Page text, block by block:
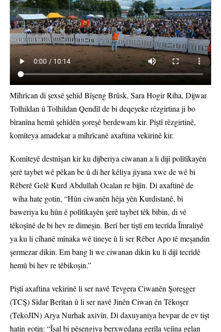
Mîhrîcan di şexsê şehîd Bîşeng Brûsk, Sara Hogir Riha, Dijwar
Tolhildan û Tolhildan Qendîl de bi deqeyeke rêzgirtina ji bo
bîranîna hemû şehîdên şoreşê berdewam kir. Piştî rêzgirtinê,
komîteya amadekar a mîhrîcanê axaftina vekirinê kir.
Komîteyê destnîşan kir ku dijberiya ciwanan a li dijî polîtîkayên
şerê taybet wê pêkan be û di her kêliya jiyana xwe de wê bi
Rêberê Gelê Kurd Abdullah Ocalan re bijîn. Di axaftinê de
wiha hate gotin, “Hûn ciwanên hêja yên Kurdistanê, bi
baweriya ku hûn ê polîtîkayên şerê taybet têk bibin, di vê
têkoşînê de bi hev re dimeşin. Berî her tiştî em tecrîda Îmraliyê
ya ku li cîhanê mînaka wê tineye û li ser Rêber Apo tê meşandin
şermezar dikin. Em bang li we ciwanan dikin ku li dijî tecrîdê
hemû bi hev re têbikoşin.”
Piştî axaftina vekirinê li ser navê Tevgera Ciwanên Şoreşger
(TCŞ) Sîdar Berîtan û li ser navê Jinên Ciwan ên Têkoşer
(TekoJIN) Arya Nurhak axivîn. Di daxuyaniya hevpar de ev tişt
hatin gotin: “Îsal bi pêşengiya berxwedana gerîla vejîna gelan